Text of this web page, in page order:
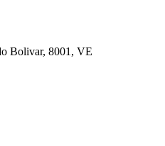
Bolivar, 8001, VE